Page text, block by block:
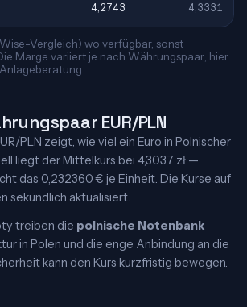
4,2743 4,3331
Vergleich) wo verfügbar, sonst
Marge variiert je nach Währungspaar; hier
EUR/PLN
PLN zeigt, wie viel ein Euro in Polnischer
liegt der Mittelkurs bei 4,3037 zł —
das 0,232360 € je Einheit. Die Kurse auf
sekündlich aktualisiert.
treiben die polnische Notenbank
in Polen und die enge Anbindung an die
kann den Kurs kurzfristig bewegen.